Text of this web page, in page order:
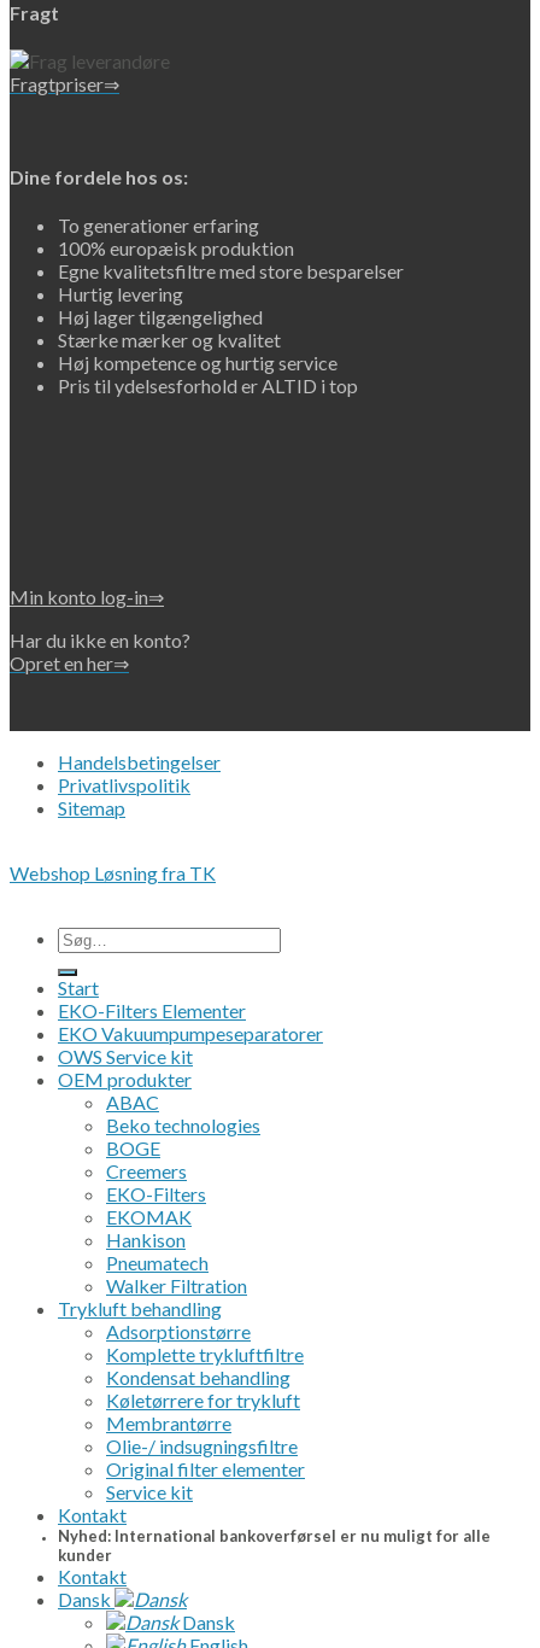
Fragt
Fragtpriser⇒
Dine fordele hos os:
To generationer erfaring
100% europæisk produktion
Egne kvalitetsfiltre med store besparelser
Hurtig levering
Høj lager tilgængelighed
Stærke mærker og kvalitet
Høj kompetence og hurtig service
Pris til ydelsesforhold er ALTID i top
Min konto log-in⇒
Har du ikke en konto?
Opret en her⇒
Handelsbetingelser
Privatlivspolitik
Sitemap
Webshop Løsning fra TK
Søg
efter:
Start
EKO-Filters Elementer
EKO Vakuumpumpeseparatorer
OWS Service kit
OEM produkter
ABAC
Beko technologies
BOGE
Creemers
EKO-Filters
EKOMAK
Hankison
Pneumatech
Walker Filtration
Trykluft behandling
Adsorptionstørre
Komplette trykluftfiltre
Kondensat behandling
Køletørrere for trykluft
Membrantørre
Olie-/ indsugningsfiltre
Original filter elementer
Service kit
Kontakt
Nyhed: International bankoverførsel er nu muligt for alle
kunder
Kontakt
Dansk
Dansk